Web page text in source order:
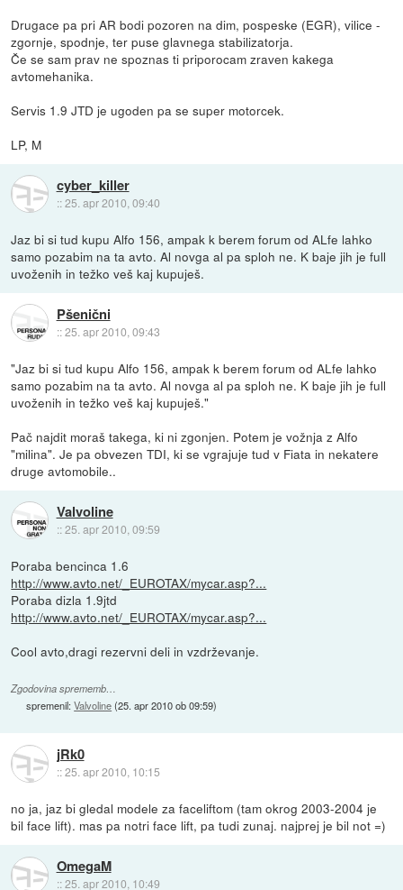
Drugace pa pri AR bodi pozoren na dim, pospeske (EGR), vilice -
zgornje, spodnje, ter puse glavnega stabilizatorja.
Če se sam prav ne spoznas ti priporocam zraven kakega
avtomehanika.
Servis 1.9 JTD je ugoden pa se super motorcek.
LP, M
cyber_killer
::25. apr 2010, 09:40
Jaz bi si tud kupu Alfo 156, ampak k berem forum od ALfe lahko
samo pozabim na ta avto. Al novga al pa sploh ne. K baje jih je full
uvoženih in težko veš kaj kupuješ.
Pšenični
::25. apr 2010, 09:43
"Jaz bi si tud kupu Alfo 156, ampak k berem forum od ALfe lahko
samo pozabim na ta avto. Al novga al pa sploh ne. K baje jih je full
uvoženih in težko veš kaj kupuješ."
Pač najdit moraš takega, ki ni zgonjen. Potem je vožnja z Alfo
"milina". Je pa obvezen TDI, ki se vgrajuje tud v Fiata in nekatere
druge avtomobile..
Valvoline
::25. apr 2010, 09:59
Poraba bencinca 1.6
http://www.avto.net/_EUROTAX/mycar.asp?...
Poraba dizla 1.9jtd
http://www.avto.net/_EUROTAX/mycar.asp?...
Cool avto,dragi rezervni deli in vzdrževanje.
Zgodovina sprememb…
spremenil:Valvoline(25. apr 2010 ob 09:59)
jRk0
::25. apr 2010, 10:15
no ja, jaz bi gledal modele za faceliftom (tam okrog 2003-2004 je
bil face lift). mas pa notri face lift, pa tudi zunaj. najprej je bil not =)
OmegaM
::25. apr 2010, 10:49